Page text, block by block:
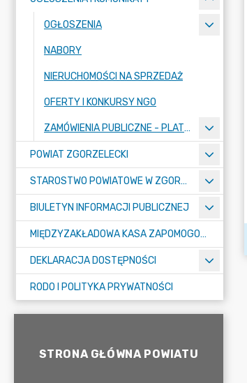
OGŁOSZENIA
NABORY
NIERUCHOMOŚCI NA SPRZEDAŻ
OFERTY I KONKURSY NGO
ZAMÓWIENIA PUBLICZNE - PLATFORMA ZAKUPOWA
POWIAT ZGORZELECKI
STAROSTWO POWIATOWE W ZGORZELCU
BIULETYN INFORMACJI PUBLICZNEJ
MIĘDZYZAKŁADOWA KASA ZAPOMOGOWO-POŻYCZKOWA
DEKLARACJA DOSTĘPNOŚCI
RODO I POLITYKA PRYWATNOŚCI
STRONA GŁÓWNA POWIATU